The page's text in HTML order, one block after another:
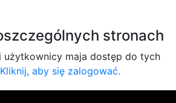
stronach
użytkownicy maja dostęp do tych
Kliknij, aby się zalogować.